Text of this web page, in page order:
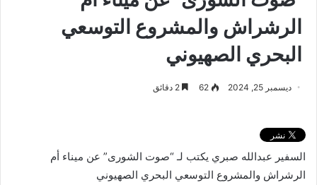
الرشراش والمشروع التوسعي
البحري الصهيوني
ديسمبر 25, 2024 62
السفير عبدالله صبري يكتب لـ “صوت الشورى” عن ميناء أم
الرشراش والمشروع التوسعي البحري الصهيوني